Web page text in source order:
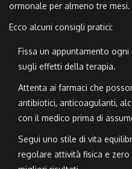
ormonale per almeno tre mesi.
Ecco alcuni consigli pratici:
Fissa un appuntamento
sugli effetti della terapia.
Attenta ai farmaci che
antibiotici, anticoagulanti,
con il medico prima di
Segui uno stile di vita
regolare attività fisica e